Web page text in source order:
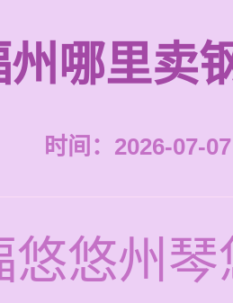
州哪里卖
时间：2026-07-
悠悠州